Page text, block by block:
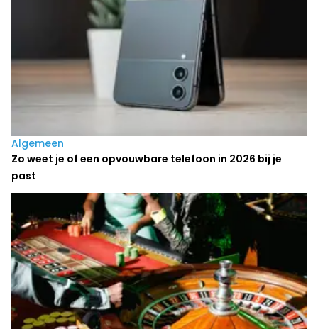
Algemeen
Zo weet je of een opvouwbare telefoon in 2026 bij je
past